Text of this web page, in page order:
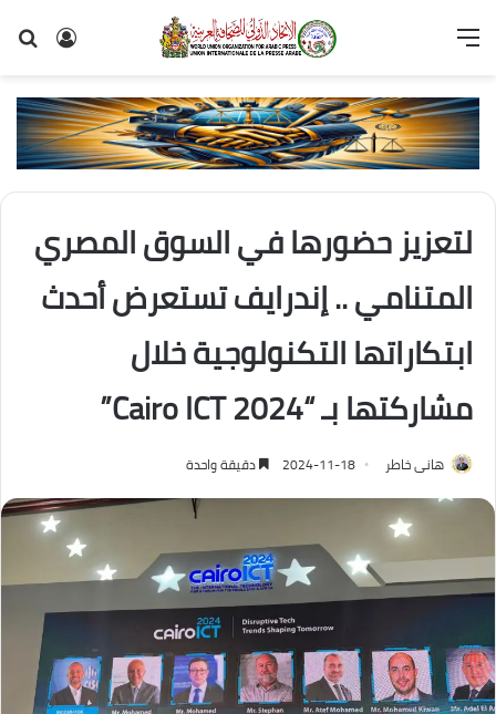
تسجيل
القائمة
لتعزيز حضورها في السوق المصري
المتنامي .. إندرايف تستعرض أحدث
ابتكاراتها التكنولوجية خلال
مشاركتها بـ “Cairo ICT 2024”
هانى خاطر 2024-11-18 دقيقة واحدة